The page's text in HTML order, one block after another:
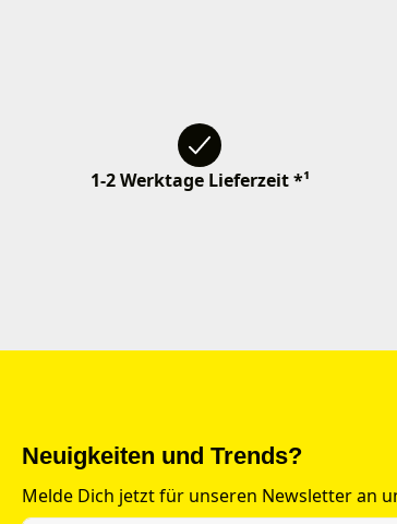
1-2 Werktage Lieferzeit *¹
Neuigkeiten und Trends?
Melde Dich jetzt für unseren Newsletter an